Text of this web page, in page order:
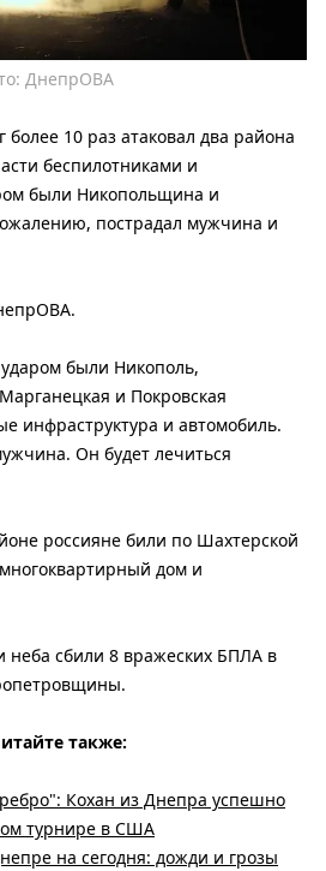
ДнепрОВА
10 раз атаковал два района
беспилотниками и
были Никопольщина и
пострадал мужчина и
были Никополь,
и Покровская
инфраструктура и автомобиль.
Он будет лечиться
россияне били по Шахтерской
дом и
сбили 8 вражеских БПЛА в
также:
Кохан из Днепра успешно
турнире в США
на сегодня: дожди и грозы